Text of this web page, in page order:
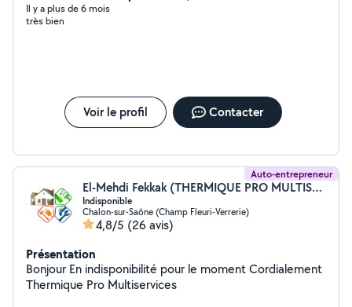
appels à mes services
Il y a plus de 6 mois
très bien
Voir le profil Contacter
Auto-entrepreneur
El-Mehdi Fekkak (THERMIQUE PRO MULTISERVICES)
Indisponible
Chalon-sur-Saône (Champ Fleuri-Verrerie)
4,8/5 (26 avis)
Présentation
Bonjour En indisponibilité pour le moment Cordialement
Thermique Pro Multiservices